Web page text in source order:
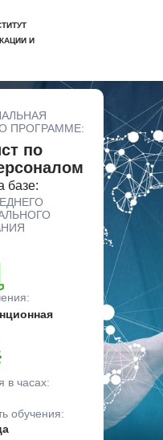
И
ПРОГРАММЕ:
по
базе:
в часах:
обучения: